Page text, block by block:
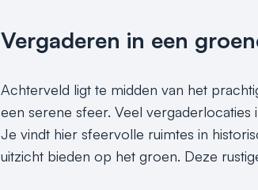
Vergaderen in een
Achterveld ligt te midden van het
een serene sfeer. Veel
Je vindt hier sfeervolle ruimtes in
uitzicht bieden op het groen. Deze